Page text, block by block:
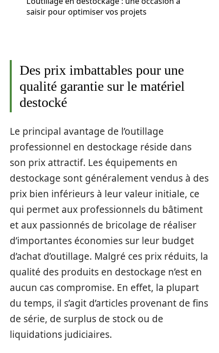
saisir pour optimiser vos projets
Des prix imbattables pour une
qualité garantie sur le matériel
destocké
Le principal avantage de l’outillage
professionnel en destockage réside dans
son prix attractif. Les équipements en
destockage sont généralement vendus à des
prix bien inférieurs à leur valeur initiale, ce
qui permet aux professionnels du bâtiment
et aux passionnés de bricolage de réaliser
d’importantes économies sur leur budget
d’achat d’outillage. Malgré ces prix réduits, la
qualité des produits en destockage n’est en
aucun cas compromise. En effet, la plupart
du temps, il s’agit d’articles provenant de fins
de série, de surplus de stock ou de
liquidations judiciaires.